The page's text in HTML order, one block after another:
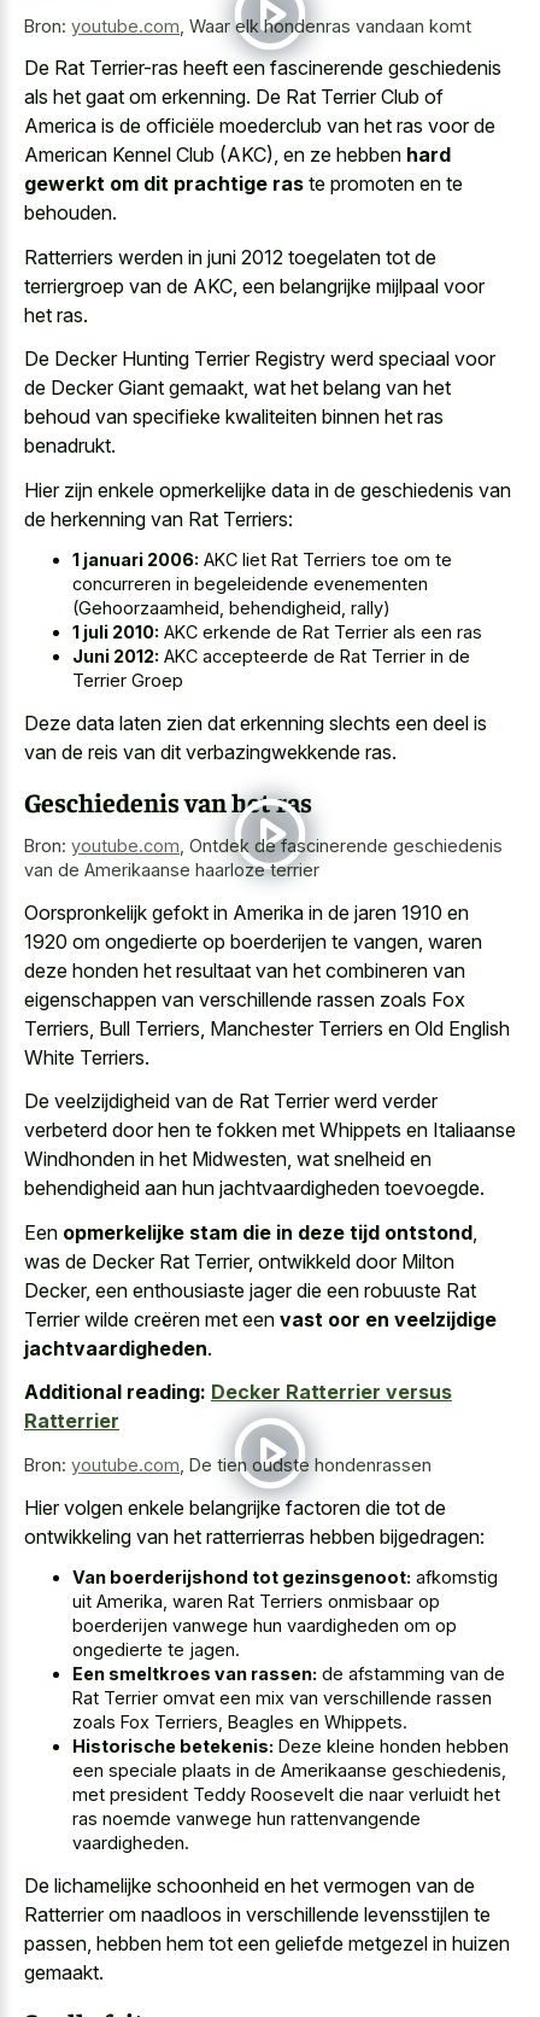
Bron: youtube.com Waar elk hondenras vandaan komt
De Rat Terrier-ras heeft een fascinerende geschiedenis
als het gaat om erkenning. De Rat Terrier Club of
America is de officiële moederclub van het ras voor de
American Kennel Club (AKC), en ze hebben hard
gewerkt om dit prachtige ras te promoten en te
behouden.
Ratterriers werden in juni 2012 toegelaten tot de
terriergroep van de AKC, een belangrijke mijlpaal voor
het ras.
De Decker Hunting Terrier Registry werd speciaal voor
de Decker Giant gemaakt, wat het belang van het
behoud van specifieke kwaliteiten binnen het ras
benadrukt.
Hier zijn enkele opmerkelijke data in de geschiedenis van
de herkenning van Rat Terriers:
1 januari 2006: AKC liet Rat Terriers toe om te
concurreren in begeleidende evenementen
(Gehoorzaamheid, behendigheid, rally)
1 juli 2010: AKC erkende de Rat Terrier als een ras
Juni 2012: AKC accepteerde de Rat Terrier in de
Terrier Groep
Deze data laten zien dat erkenning slechts een deel is
van de reis van dit verbazingwekkende ras.
Geschiedenis van het ras
Bron: youtube.com, Ontdek de fascinerende geschiedenis
van de Amerikaanse haarloze terrier
Oorspronkelijk gefokt in Amerika in de jaren 1910 en
1920 om ongedierte op boerderijen te vangen, waren
deze honden het resultaat van het combineren van
eigenschappen van verschillende rassen zoals Fox
Terriers, Bull Terriers, Manchester Terriers en Old English
White Terriers.
De veelzijdigheid van de Rat Terrier werd verder
verbeterd door hen te fokken met Whippets en Italiaanse
Windhonden in het Midwesten, wat snelheid en
behendigheid aan hun jachtvaardigheden toevoegde.
Een opmerkelijke stam die in deze tijd ontstond
was de Decker Rat Terrier, ontwikkeld door Milton
Decker, een enthousiaste jager die een robuuste Rat
Terrier wilde creëren met een vast oor en veelzijdige
jachtvaardigheden.
Additional reading: Decker Ratterrier versus
Ratterrier
Bron: youtube.com, De tien oudste hondenrassen
Hier volgen enkele belangrijke factoren die tot de
ontwikkeling van het ratterrierras hebben bijgedragen:
Van boerderijshond tot gezinsgenoot: afkomstig
uit Amerika, waren Rat Terriers onmisbaar op
boerderijen vanwege hun vaardigheden om op
ongedierte te jagen.
Een smeltkroes van rassen: de afstamming van de
Rat Terrier omvat een mix van verschillende rassen
zoals Fox Terriers, Beagles en Whippets.
Historische betekenis: Deze kleine honden hebben
een speciale plaats in de Amerikaanse geschiedenis,
met president Teddy Roosevelt die naar verluidt het
ras noemde vanwege hun rattenvangende
vaardigheden.
De lichamelijke schoonheid en het vermogen van de
Ratterrier om naadloos in verschillende levensstijlen te
passen, hebben hem tot een geliefde metgezel in huizen
gemaakt.